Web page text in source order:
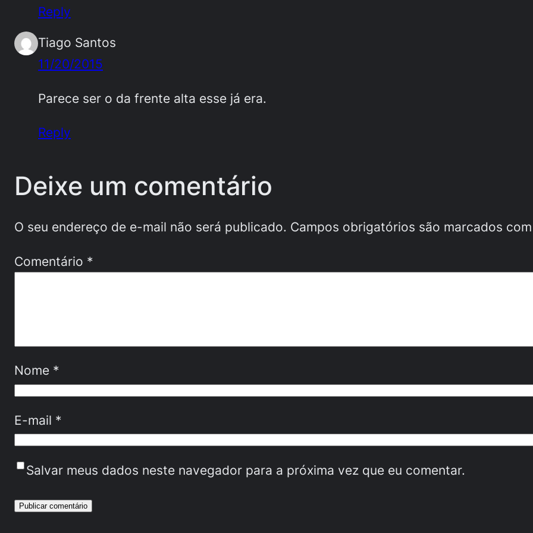
Reply
Tiago Santos
11/20/2015
Parece ser o da frente alta esse já era.
Reply
Deixe um comentário
O seu endereço de e-mail não será publicado. Campos obrigatórios são marcados
Comentário *
Nome *
E-mail *
Salvar meus dados neste navegador para a próxima vez que eu comentar.